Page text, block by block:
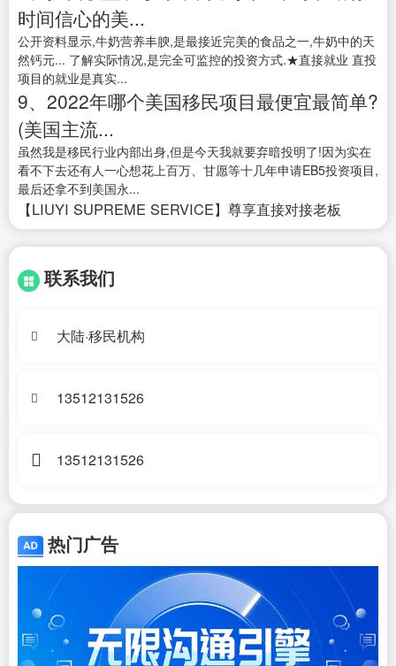
时间信心的美...
公开资料显示,牛奶营养丰腴,是最接近完美的食品之一,牛奶中的天
然钙元... 了解实际情况,是完全可监控的投资方式.★直接就业 直投
项目的就业是真实...
9、2022年哪个美国移民项目最便宜最简单?
(美国主流...
虽然我是移民行业内部出身,但是今天我就要弃暗投明了!因为实在
看不下去还有人一心想花上百万、甘愿等十几年申请EB5投资项目,
最后还拿不到美国永...
【LIUYI SUPREME SERVICE】尊享直接对接老板
联系我们
大陆·移民机构
13512131526
13512131526
热门广告